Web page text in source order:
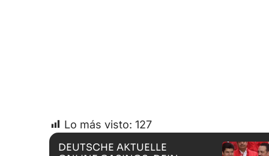
Lo más visto: 127
DEUTSCHE AKTUELLE